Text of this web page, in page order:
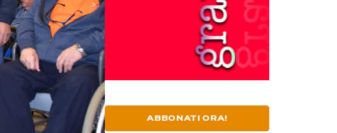
ABBONATI ORA!